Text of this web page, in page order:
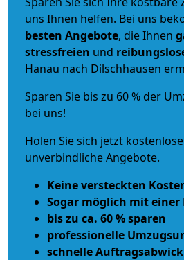
uns Ihnen helfen. Bei uns
besten Angebote, die Ihnen
stressfreien und
Hanau nach Dilschhausen
Sparen Sie bis zu 60 % der
bei uns!
Holen Sie sich jetzt
unverbindliche Angebote.
Keine versteckten
Sogar möglich mit
bis zu ca. 60 % sparen
professionelle
schnelle